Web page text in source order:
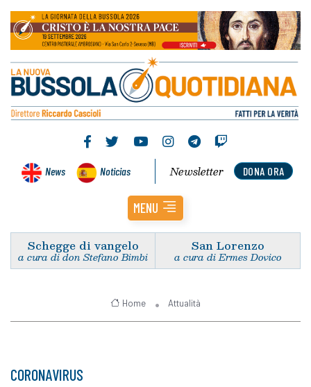
News Noticias DONA ORA
Newsletter
MENU
Schegge di vangelo
a cura di don Stefano Bimbi
San Lorenzo
a cura di Ermes Dovico
Home Attualità
CORONAVIRUS